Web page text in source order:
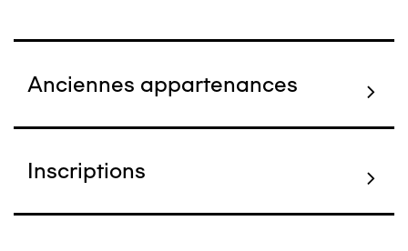
Anciennes appartenances
Inscriptions